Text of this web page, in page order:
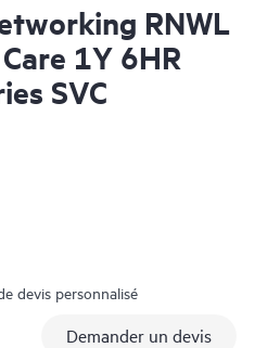
RNWL
1Y 6HR
SVC
devis personnalisé
Demander un devis